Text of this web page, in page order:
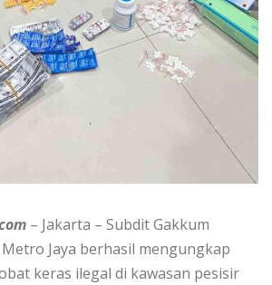
– Jakarta – Subdit Gakkum
Jaya berhasil mengungkap
keras ilegal di kawasan pesisir